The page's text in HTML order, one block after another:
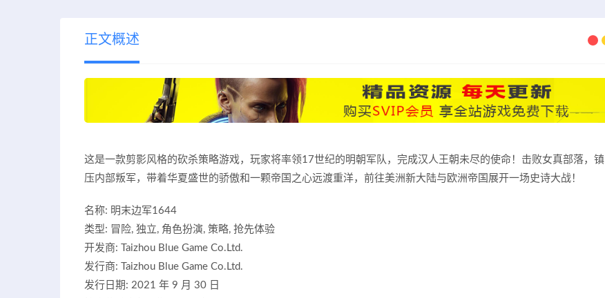
正文概述
这是一款剪影风格的砍杀策略游戏，玩家将率领17世纪的明朝军队，完成汉人王朝未尽的使命！击败女真部落，镇
压内部叛军，带着华夏盛世的骄傲和一颗帝国之心远渡重洋，前往美洲新大陆与欧洲帝国展开一场史诗大战！
名称: 明末边军1644
类型: 冒险, 独立, 角色扮演, 策略, 抢先体验
开发商: Taizhou Blue Game Co.Ltd.
发行商: Taizhou Blue Game Co.Ltd.
发行日期: 2021 年 9 月 30 日